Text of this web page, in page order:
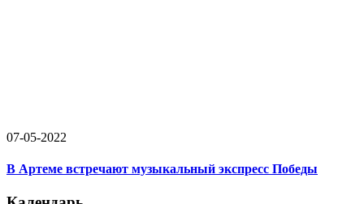
07-05-2022
В Артеме встречают музыкальный экспресс Победы